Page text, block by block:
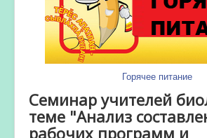
Горячее питание
Семинар учителей
теме "Анализ
рабочих программ и